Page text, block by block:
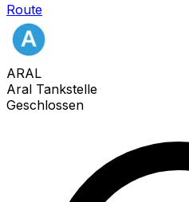
Route
ARAL
Aral Tankstelle
Geschlossen